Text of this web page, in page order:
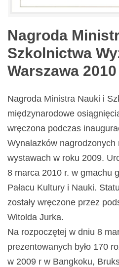
Nagroda
Szkolnictwa
Warszawa 2010
Nagroda Ministra Nauki i
międzynarodowe
wręczona podczas
Wynalazków nagrodzonych
wystawach w roku 2009.
8 marca 2010 r. w gmachu
Pałacu Kultury i Nauki.
zostały wręczone przez
Witolda Jurka.
Na rozpoczętej w dniu 8
prezentowanych było 170
w 2009 r w Bangkoku,